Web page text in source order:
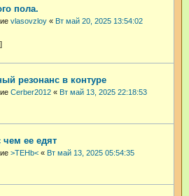
пола.
vlasovzloy « Вт май 20, 2025 13:54:02
резонанс в контуре
Cerber2012 « Вт май 13, 2025 22:18:53
ее едят
>TEHb< « Вт май 13, 2025 05:54:35